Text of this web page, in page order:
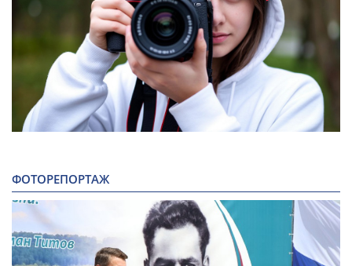
ФОТОРЕПОРТАЖ